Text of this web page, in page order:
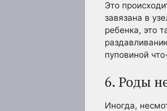
Это
завязана в
ребенка, это
пуповиной
6. Роды
Иногда,